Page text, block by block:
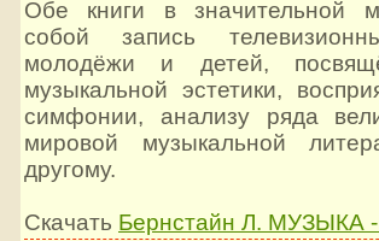
Обе книги в значительной
собой запись
молодёжи и детей,
музыкальной эстетики,
симфонии, анализу ряда
мировой музыкальной
другому.
Скачать Бернстайн Л. МУЗЫКА